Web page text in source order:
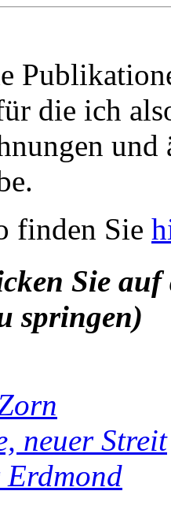
die ich
finden Sie
Sie auf
springen)
neuer Streit